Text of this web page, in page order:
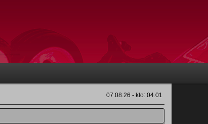
07.08.26 - klo: 04.01